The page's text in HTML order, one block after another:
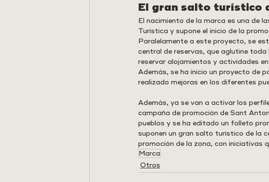
El gran salto turístico
El nacimiento de la marca es una de
Turística y supone el inicio de la
Paralelamente a este proyecto, se
central de reservas, que aglutine
reservar alojamientos y actividades
Además, se ha inicio un proyecto de
realizado mejoras en los diferentes
Además, ya se van a activar los
campaña de promoción de Sant
pueblos y se ha editado un folleto
suponen un gran salto turístico de la
promoción de la zona, con iniciativas
Marca
Otros